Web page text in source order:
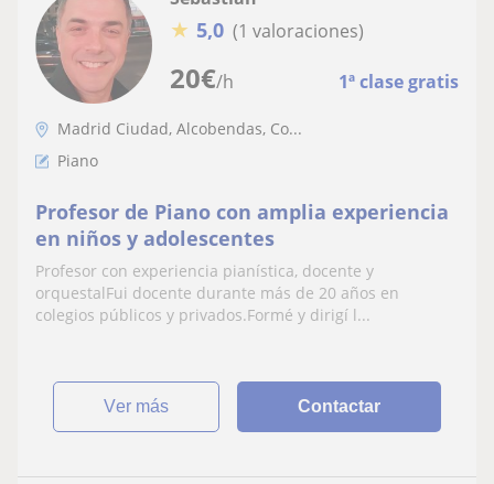
20€/h 1ª clase gratis
★ 5,0 (1 valoraciones)
Madrid Ciudad, Alcobendas, Co...
Piano
Profesor de Piano con amplia experiencia
en niños y adolescentes
Profesor con experiencia pianística, docente y
orquestalFui docente durante más de 20 años en
colegios públicos y privados.Formé y dirigí l...
ver más Contactar